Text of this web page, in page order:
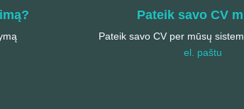
Pateik savo CV
Pateik savo CV per mūsų
el. paštu